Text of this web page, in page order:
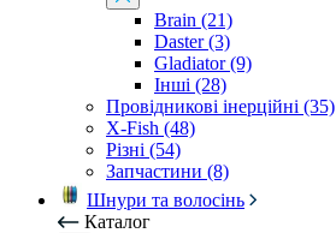
Brain (21)
Daster (3)
Gladiator (9)
Інші (28)
Провідникові інерційні (35)
X-Fish (48)
Різні (54)
Запчастини (8)
Шнури та волосінь
Каталог